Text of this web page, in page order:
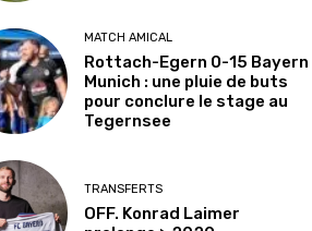
MATCH AMICAL
Rottach-Egern 0-15 Bayern
Munich : une pluie de buts
pour conclure le stage au
Tegernsee
TRANSFERTS
OFF. Konrad Laimer